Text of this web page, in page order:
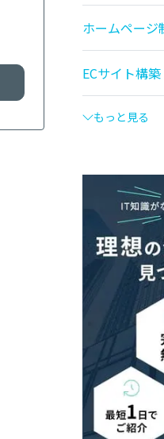
ホームページ
ECサイト構築
もっと見る